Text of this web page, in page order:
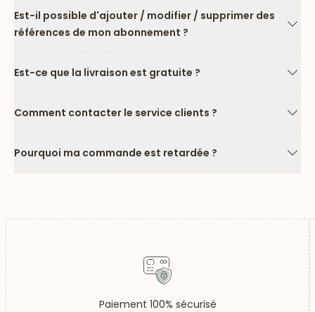
Est-il possible d'ajouter / modifier / supprimer des
références de mon abonnement ?
Est-ce que la livraison est gratuite ?
Comment contacter le service clients ?
Pourquoi ma commande est retardée ?
Paiement 100% sécurisé